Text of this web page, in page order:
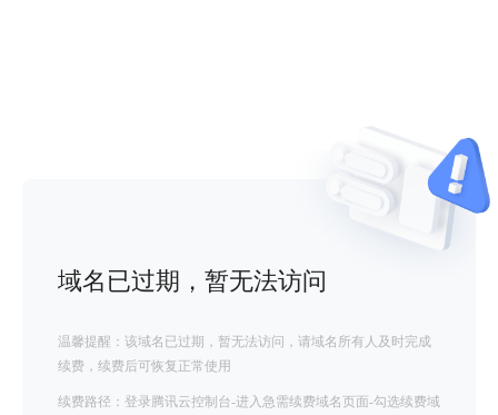
域名已过期，暂无法访问
温馨提醒：该域名已过期，暂无法访问，请域名所有人及时完成
续费，续费后可恢复正常使用
续费路径：登录腾讯云控制台-进入急需续费域名页面-勾选续费域